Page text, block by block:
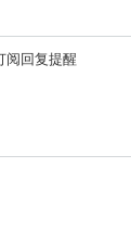
阅回复提醒